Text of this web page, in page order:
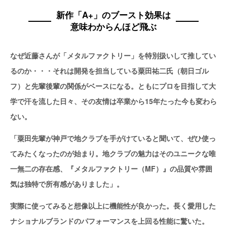
新作「A+」のブースト効果は
意味わからんほど飛ぶ
なぜ近藤さんが「メタルファクトリー」を特別扱いして推してい
るのか・・・それは開発を担当している粟田祐二氏（朝日ゴル
フ）と先輩後輩の関係がベースになる。ともにプロを目指して大
学で汗を流した日々、その友情は卒業から15年たった今も変わら
ない。
「粟田先輩が神戸で地クラブを手がけていると聞いて、ぜひ使っ
てみたくなったのが始まり。地クラブの魅力はそのユニークな唯
一無二の存在感、『メタルファクトリー（MF）』の品質や雰囲
気は独特で所有感がありました」。
実際に使ってみると想像以上に機能性が良かった。長く愛用した
ナショナルブランドのパフォーマンスを上回る性能に驚いた。